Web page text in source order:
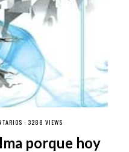
· 3288 VIEWS
porque hoy